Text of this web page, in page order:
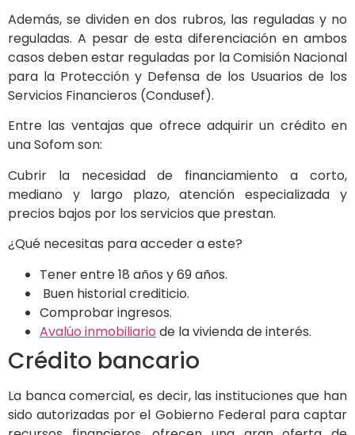
Además, se dividen en dos rubros, las reguladas y no
reguladas. A pesar de esta diferenciación en ambos
casos deben estar reguladas por la Comisión Nacional
para la Protección y Defensa de los Usuarios de los
Servicios Financieros (Condusef).
Entre las ventajas que ofrece adquirir un crédito en
una Sofom son:
Cubrir la necesidad de financiamiento a corto,
mediano y largo plazo, atención especializada y
precios bajos por los servicios que prestan.
¿Qué necesitas para acceder a este?
Tener entre 18 años y 69 años.
Buen historial crediticio.
Comprobar ingresos.
Avalúo inmobiliario de la vivienda de interés.
Crédito bancario
La banca comercial, es decir, las instituciones que han
sido autorizadas por el Gobierno Federal para captar